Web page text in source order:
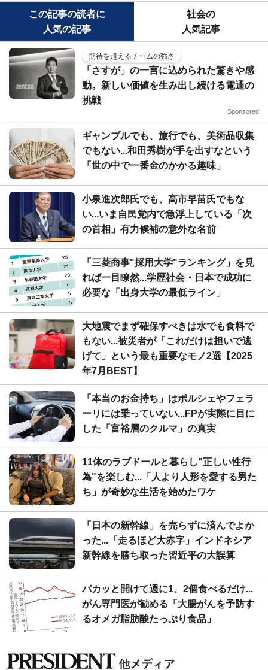
この記事の読者に
人気の記事
社会の
人気記事
期待を超えるチームの強さ
「さすが」の一言に込められた驚きや感
動。新しい価値を生み出し続ける電通の
挑戦
Sponsored
ギャンブルでも、旅行でも、美術品収集
でもない...和田秀樹が手を出すなという
「世の中で一番金のかかる趣味」
小泉進次郎氏でも、高市早苗氏でもな
い...いま自民党内で急浮上している「次
の首相」有力候補の意外な名前
「三菱商事"採用大学"ランキング」を見
れば一目瞭然...学歴社会・日本で成功に
必要な「出身大学の最低ライン」
大地震でまず確保すべきは水でも食料で
もない...被災者が「これだけは担いで逃
げて」という最も重要なモノ2選【2025
年7月BEST】
「本当のお金持ち」はポルシェやフェラ
ーリには乗っていない...FPが実際に目に
した「富裕層のクルマ」の真実
11体のラブドールと暮らし"正しい性行
為"を楽しむ...「人より人形を愛する男た
ち」が奇妙な生活を始めたワケ
「日本の新幹線」を売らずに済んでよか
った...「走るほど大赤字」インドネシア
新幹線を勝ち取った習近平の大誤算
パカッと開けて週に1、2個食べるだけ...
がん専門医が勧める「大腸がんを予防す
るオメガ脂肪酸たっぷり食品」